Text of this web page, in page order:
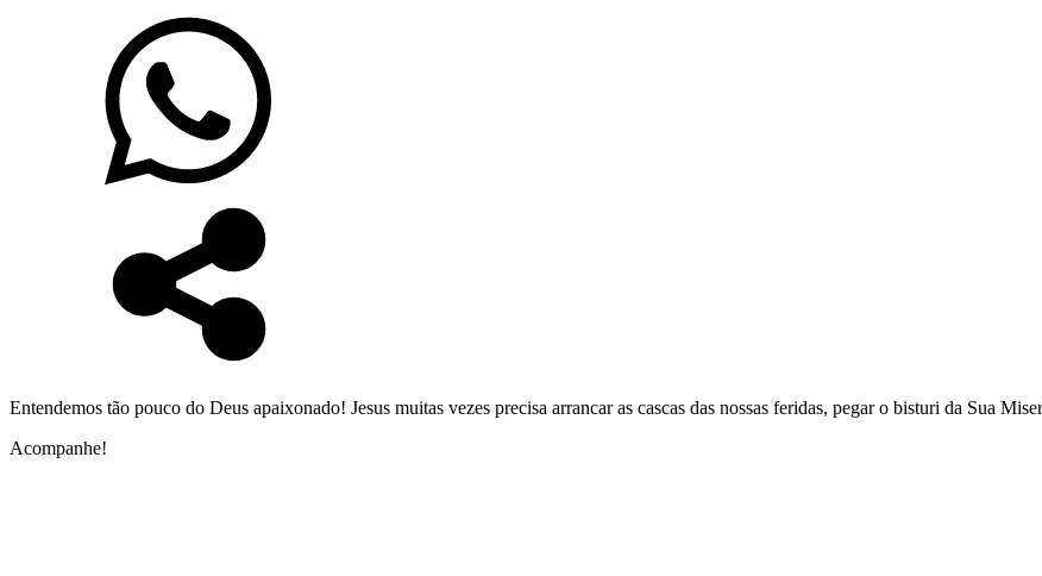
Entendemos tão pouco do Deus apaixonado! Jesus muitas vezes precisa arrancar as cascas das nossas feridas, pegar o bisturi da Sua
Acompanhe!